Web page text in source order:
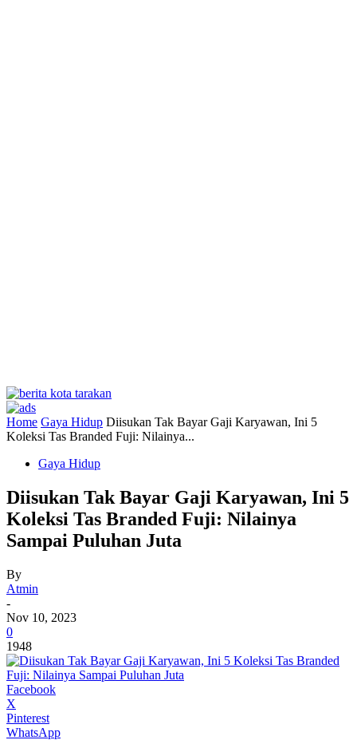
Home Gaya Hidup Diisukan Tak Bayar Gaji Karyawan, Ini 5
Koleksi Tas Branded Fuji: Nilainya...
Gaya Hidup
Diisukan Tak Bayar Gaji Karyawan, Ini 5
Koleksi Tas Branded Fuji: Nilainya
Sampai Puluhan Juta
By
Atmin
-
Nov 10, 2023
0
1948
Facebook
X
Pinterest
WhatsApp